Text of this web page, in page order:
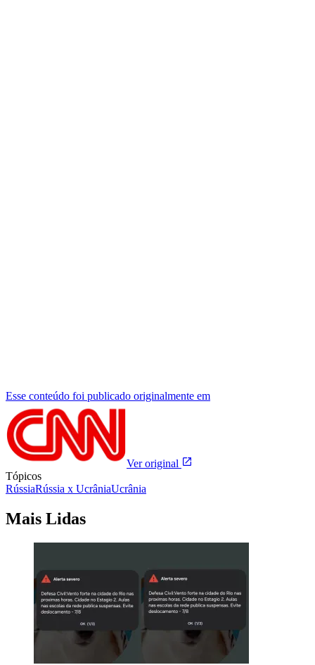
Esse conteúdo foi publicado originalmente em
Ver original
Tópicos
RússiaRússia x UcrâniaUcrânia
Mais Lidas